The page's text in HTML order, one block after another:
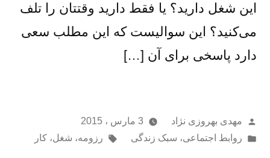
این شغل دارید؟ یا فقط دارید وقتتان را تلف
می‌کنید؟ این سوالیست که این مطلب سعی
دارد پاسخی برای آن […]
از
مهدی بهروزی نژاد
3 مارس ، 2015
ارسال
روابط اجتماعی، سبک زندگی برچسب‌ها:
رزومه، شغل، کار